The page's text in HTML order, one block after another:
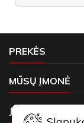
PREKĖS
MŪSŲ ĮMONĖ
JŪSŲ PASKYRA